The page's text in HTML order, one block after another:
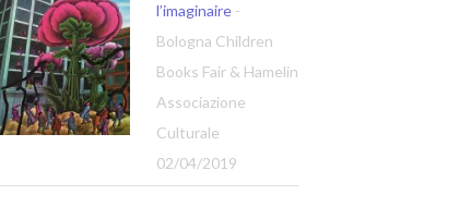
l’imaginaire -
Bologna Children
Books Fair & Hamelin
Associazione
Culturale
02/04/2019